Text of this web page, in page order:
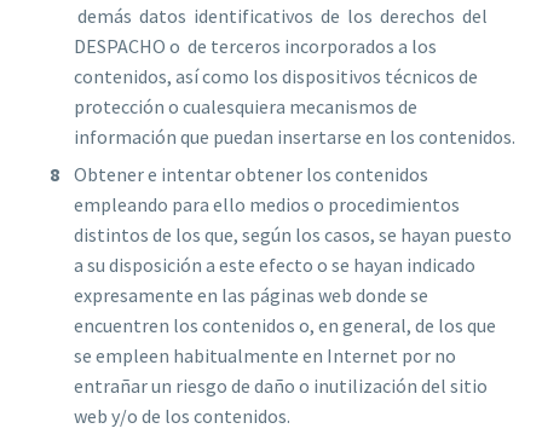
demás datos identificativos de los derechos del
DESPACHO o de terceros incorporados a los
contenidos, así como los dispositivos técnicos de
protección o cualesquiera mecanismos de
información que puedan insertarse en los contenidos.
Obtener e intentar obtener los contenidos
empleando para ello medios o procedimientos
distintos de los que, según los casos, se hayan puesto
a su disposición a este efecto o se hayan indicado
expresamente en las páginas web donde se
encuentren los contenidos o, en general, de los que
se empleen habitualmente en Internet por no
entrañar un riesgo de daño o inutilización del sitio
web y/o de los contenidos.